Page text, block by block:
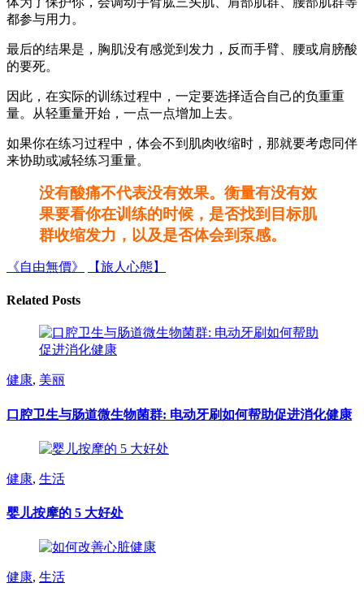
都参与用力。
最后的结果是，胸肌没有感觉到发力，反而手臂、腰或肩膀酸
的要死。
因此，在实际的训练过程中，一定要选择适合自己的负重重
量。从轻重量开始，一点一点增加上去。
如果你在练习过程中，体会不到肌肉收缩时，那就要考虑同伴
来协助或减轻练习重量。
没有酸痛不代表没有效果。衡量有没有效
果要看你在训练的时候，是否找到目标肌
群收缩发力，以及是否体会到泵感。
《自由無價》 【旅人心態】
Related Posts
健康, 美丽
口腔卫生与肠道微生物菌群: 电动牙刷如何帮助促进消化健康
健康, 生活
婴儿按摩的 5 大好处
健康, 生活